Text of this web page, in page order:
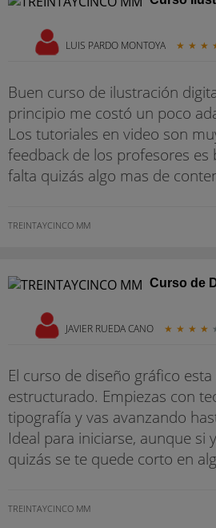
LUIS PARDO MONTOYA ★ ★ ★
Buen curso de ilustración
principio me costó un poco
Los tutoriales en video son
feedback de los profesores es
falta quizás algo mas de
TREINTAYCINCO MM
Curso de
JAVIER RUEDA CANO ★ ★ ★ ★
El curso de diseño gráfico
estructurado. Empiezas con
tipografía y vas avanzando
Ideal para iniciarse, aunque si
quizás se te quede corto en
TREINTAYCINCO MM